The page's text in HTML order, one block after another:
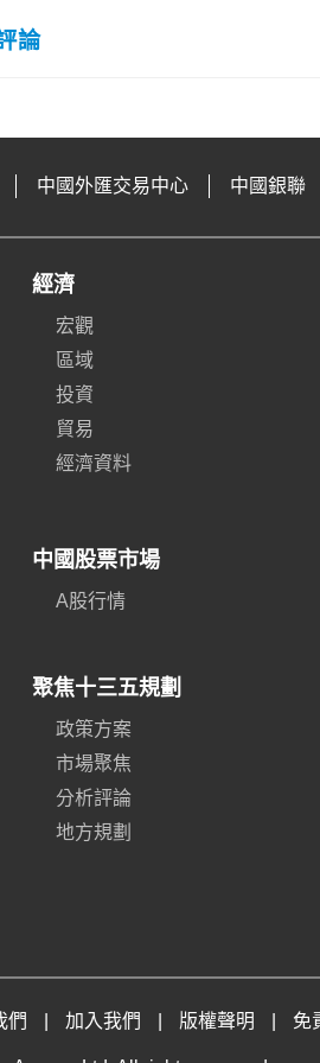
論
中國外匯交易中心 中國銀聯
經濟
宏觀
區域
投資
貿易
經濟資料
中國股票市場
A股行情
聚焦十三五規劃
政策方案
市場聚焦
分析評論
地方規劃
們 加入我們 版權聲明 免